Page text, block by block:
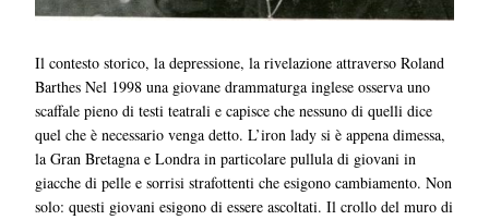
Il contesto storico, la depressione, la rivelazione attraverso Roland
Barthes Nel 1998 una giovane drammaturga inglese osserva uno
scaffale pieno di testi teatrali e capisce che nessuno di quelli dice
quel che è necessario venga detto. L’iron lady si è appena dimessa,
la Gran Bretagna e Londra in particolare pullula di giovani in
giacche di pelle e sorrisi strafottenti che esigono cambiamento. Non
solo: questi giovani esigono di essere ascoltati. Il crollo del muro di